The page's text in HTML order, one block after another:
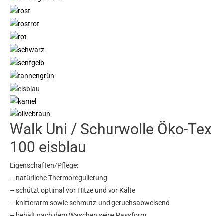
Walk Uni / Schurwolle Öko-Tex
100 eisblau
Eigenschaften/Pflege:
– natürliche Thermoregulierung
– schützt optimal vor Hitze und vor Kälte
– knitterarm sowie schmutz-und geruchsabweisend